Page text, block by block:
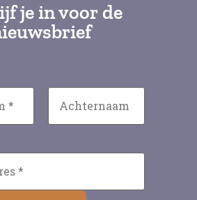
je in voor de